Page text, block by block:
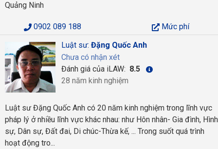
Quảng Ninh
0902 089 188
Mức phí
Luật sư: Đặng Quốc Anh
Chưa có nhận xét
Đánh giá của iLAW: 8.5
28 năm kinh nghiệm
Luật sư Đặng Quốc Anh có 20 năm kinh nghiệm trong lĩnh vực
pháp lý ở nhiều lĩnh vực khác nhau: như Hôn nhân- Gia đình, Hình
sự, Dân sự, Đất đai, Di chúc-Thừa kế, ... Trong suốt quá trình
hoạt động tro...